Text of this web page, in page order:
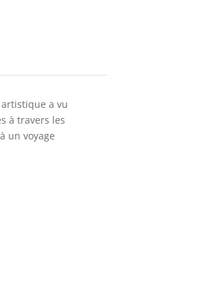
a vu
à travers les
un voyage